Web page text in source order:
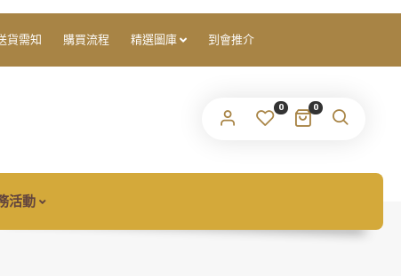
貨需知 購買流程 精選圖庫 到會推介
0
0
們會將設定新密碼的連結傳送至你的電子郵件地址。
this website, to manage access to your account,
隱私權政策
註冊
活動